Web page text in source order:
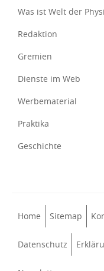
Was ist Welt der
Redaktion
Gremien
Dienste im Web
Werbematerial
Praktika
Geschichte
Home Sitemap
Datenschutz